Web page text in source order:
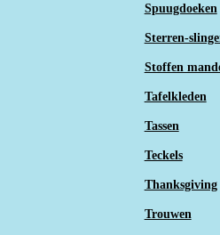
Spuugdoeken
Sterren-
Stoffen
Tafelkleden
Tassen
Teckels
Thanksgiving
Trouwen